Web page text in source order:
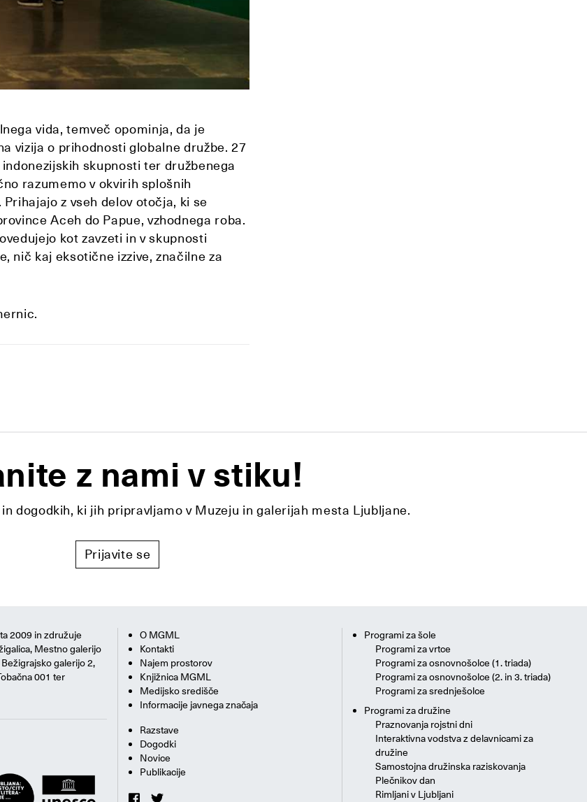
vida, temveč opominja, da je
vizija o prihodnosti globalne družbe. 27
skupnosti ter družbenega
razumemo v okvirih splošnih
z vseh delov otočja, ki se
Aceh do Papue, vzhodnega roba.
kot zavzeti in v skupnosti
nič kaj eksotične izzive, značilne za
z nami v stiku!
dogodkih, ki jih pripravljamo v Muzeju in galerijah mesta Ljubljane.
Prijavite se
2009 in združuje
Mestno galerijo
galerijo 2,
001 ter
O MGML
Kontakti
Najem prostorov
Knjižnica MGML
Medijsko središče
Informacije javnega značaja
Razstave
Dogodki
Novice
Publikacije
Programi za šole
Programi za vrtce
Programi za osnovnošolce (1. triada)
Programi za osnovnošolce (2. in 3. triada)
Programi za srednješolce
Programi za družine
Praznovanja rojstni dni
Interaktivna vodstva z delavnicami za
družine
Samostojna družinska raziskovanja
Plečnikov dan
Rimljani v Ljubljani